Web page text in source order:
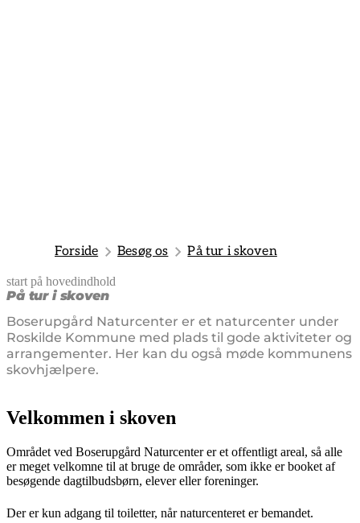
Forside Besøg os På tur i skoven
start på hovedindhold
På tur i skoven
Boserupgård Naturcenter er et naturcenter under
Roskilde Kommune med plads til gode aktiviteter og
arrangementer. Her kan du også møde kommunens
skovhjælpere.
senest opdateret 21. marts 2025
Velkommen i skoven
Området ved Boserupgård Naturcenter er et offentligt areal, så alle
er meget velkomne til at bruge de områder, som ikke er booket af
besøgende dagtilbudsbørn, elever eller foreninger.
Der er kun adgang til toiletter, når naturcenteret er bemandet.